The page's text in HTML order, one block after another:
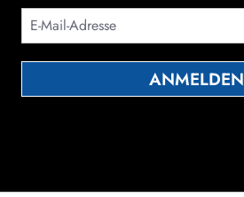
ANMELDEN